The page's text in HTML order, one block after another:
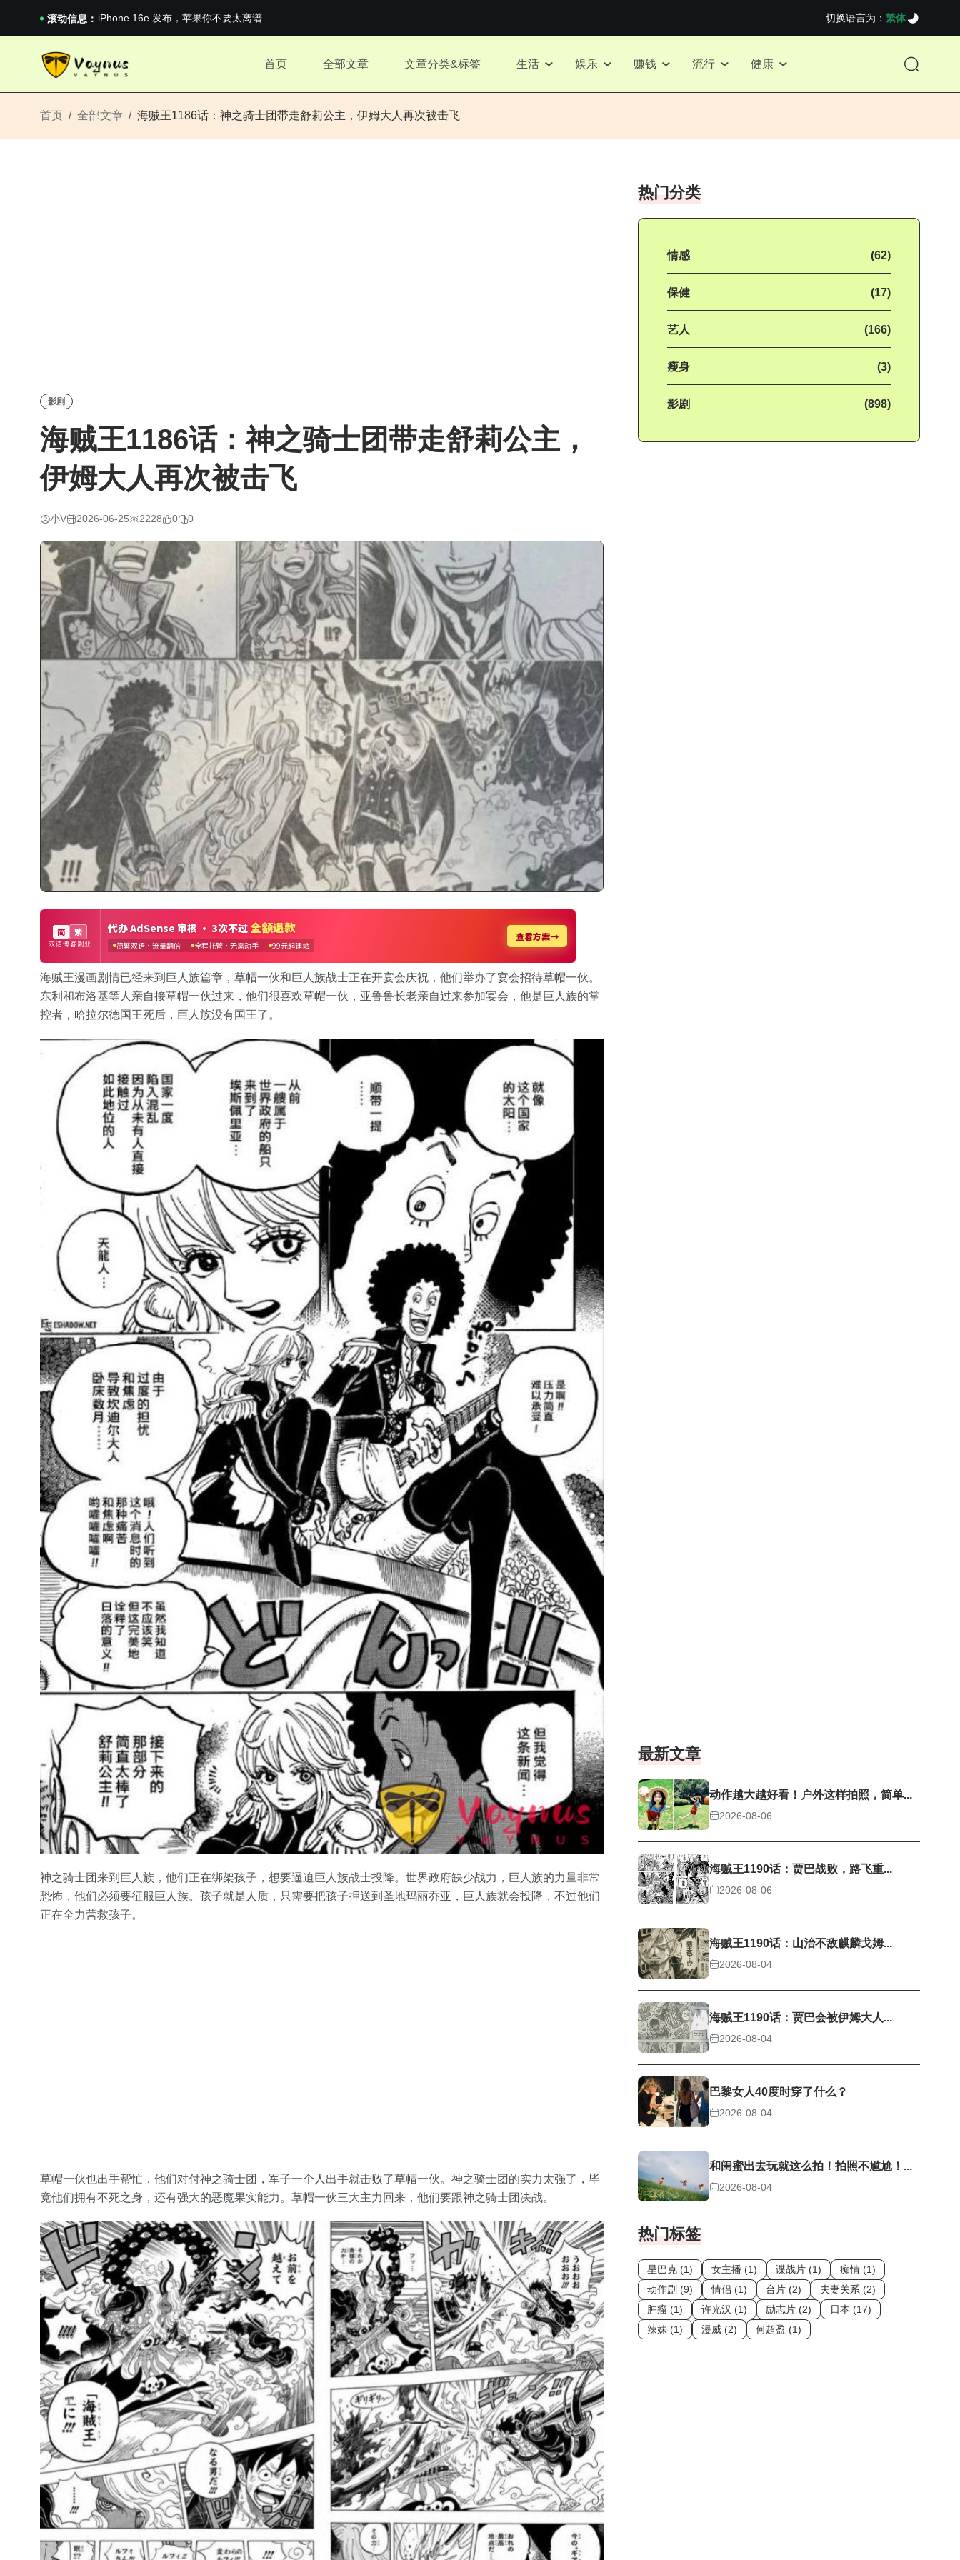
滚动信息： 2026澳网男单收官：全满贯对上全满亚，德约...
《巅峰守卫 Highguard》正式上线，官...
切换语言为： 繁体
首页 全部文章 文章分类&标签 生活 娱乐 赚钱 流行 健康
首页 全部文章 海贼王1186话：神之骑士团带走舒莉公主，伊姆大人再次被击飞
影剧
海贼王1186话：神之骑士团带走舒莉公主，
伊姆大人再次被击飞
小V 2026-06-25 2228 0 0
海贼王漫画剧情已经来到巨人族篇章，草帽一伙和巨人族战士正在开宴会庆祝，他们举办了宴会招待草帽一伙。
东利和布洛基等人亲自接草帽一伙过来，他们很喜欢草帽一伙，亚鲁鲁长老亲自过来参加宴会，他是巨人族的掌
控者，哈拉尔德国王死后，巨人族没有国王了。
神之骑士团来到巨人族，他们正在绑架孩子，想要逼迫巨人族战士投降。世界政府缺少战力，巨人族的力量非常
恐怖，他们必须要征服巨人族。孩子就是人质，只需要把孩子押送到圣地玛丽乔亚，巨人族就会投降，不过他们
正在全力营救孩子。
草帽一伙也出手帮忙，他们对付神之骑士团，军子一个人出手就击败了草帽一伙。神之骑士团的实力太强了，毕
竟他们拥有不死之身，还有强大的恶魔果实能力。草帽一伙三大主力回来，他们要跟神之骑士团决战。
热门分类
情感 (62)
保健 (17)
艺人 (166)
瘦身 (3)
影剧 (898)
最新文章
动作越大越好看！户外这样拍照，简单...
2026-08-06
海贼王1190话：贾巴战败，路飞重...
2026-08-06
海贼王1190话：山治不敌麒麟戈姆...
2026-08-04
海贼王1190话：贾巴会被伊姆大人...
2026-08-04
巴黎女人40度时穿了什么？
2026-08-04
和闺蜜出去玩就这么拍！拍照不尴尬！...
2026-08-04
热门标签
星巴克 (1) 女主播 (1) 谍战片 (1)
痴情 (1)
动作剧 (9)
情侣 (1) 台片 (2)
夫妻关系 (2)
肿瘤 (1)
许光汉 (1) 励志片 (2)
日本 (17)
辣妹 (1)
漫威 (2) 何超盈 (1)